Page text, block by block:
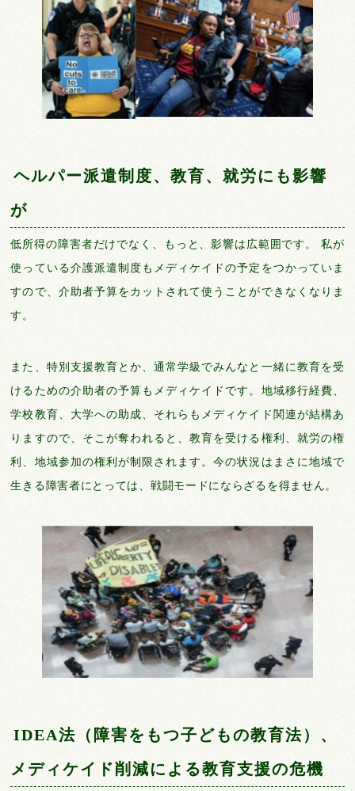
ヘルパー派遣制度、教育、就労にも影響
が
低所得の障害者だけでなく、もっと、影響は広範囲です。 私が
使っている介護派遣制度もメディケイドの予定をつかっていま
すので、介助者予算をカットされて使うことができなくなりま
す。
また、特別支援教育とか、通常学級でみんなと一緒に教育を受
けるための介助者の予算もメディケイドです。地域移行経費、
学校教育、大学への助成、それらもメディケイド関連が結構あ
りますので、そこが奪われると、教育を受ける権利、就労の権
利、地域参加の権利が制限されます。今の状況はまさに地域で
生きる障害者にとっては、戦闘モードにならざるを得ません。
IDEA法（障害をもつ子どもの教育法）、
メディケイド削減による教育支援の危機